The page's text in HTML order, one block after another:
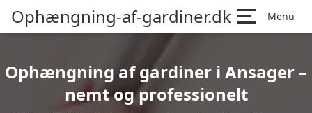
Ophængning-af-gardiner.dk Menu
Ophængning af gardiner i Ansager –
nemt og professionelt